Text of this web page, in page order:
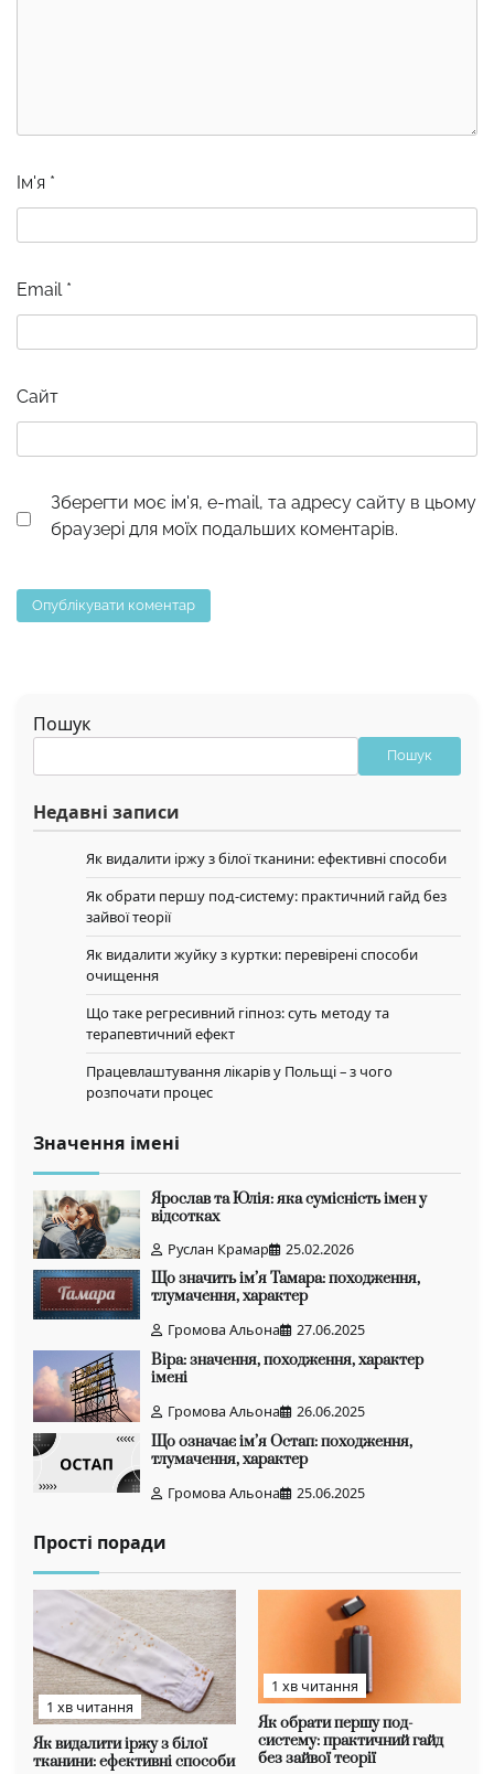
Ім'я *
Email *
Сайт
Зберегти моє ім'я, e-mail, та адресу сайту в цьому
браузері для моїх подальших коментарів.
Пошук
Пошук
Недавні записи
Як видалити іржу з білої тканини: ефективні способи
Як обрати першу под-систему: практичний гайд без
зайвої теорії
Як видалити жуйку з куртки: перевірені способи
очищення
Що таке регресивний гіпноз: суть методу та
терапевтичний ефект
Працевлаштування лікарів у Польщі – з чого
розпочати процес
Значення імені
Ярослав та Юлія: яка сумісність імен у
відсотках
Руслан Крамар
25.02.2026
Що значить ім’я Тамара: походження,
тлумачення, характер
Громова Альона
27.06.2025
Віра: значення, походження, характер
імені
Громова Альона
26.06.2025
Що означає ім’я Остап: походження,
тлумачення, характер
Громова Альона
25.06.2025
Прості поради
1 хв читання
Як видалити іржу з білої
тканини: ефективні способи
1 хв читання
Як обрати першу под-
систему: практичний гайд
без зайвої теорії